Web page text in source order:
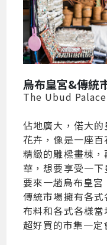
烏布皇宮&傳統
The Ubud
佔地廣大，偌大
花卉，像是一座
精緻的雕樑畫棟
華，想要享受一
要來一趟烏布皇宮
傳統市場擁有各
布料和各式各樣當
超好買的市集一定